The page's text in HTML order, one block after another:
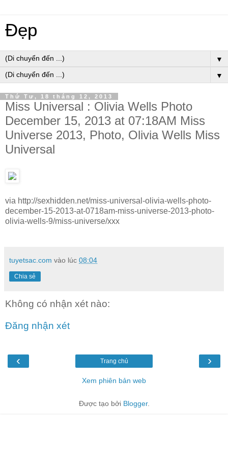
Đẹp
▼
▼
Thứ Tư, 18 tháng 12, 2013
Miss Universal : Olivia Wells Photo
December 15, 2013 at 07:18AM Miss
Universe 2013, Photo, Olivia Wells Miss
Universal
via http://sexhidden.net/miss-universal-olivia-wells-photo-
december-15-2013-at-0718am-miss-universe-2013-photo-
olivia-wells-9/miss-universe/xxx
tuyetsac.com vào lúc 08:04
Chia sẻ
Không có nhận xét nào:
Đăng nhận xét
‹ ›
Trang chủ
Xem phiên bản web
Được tạo bởi Blogger.